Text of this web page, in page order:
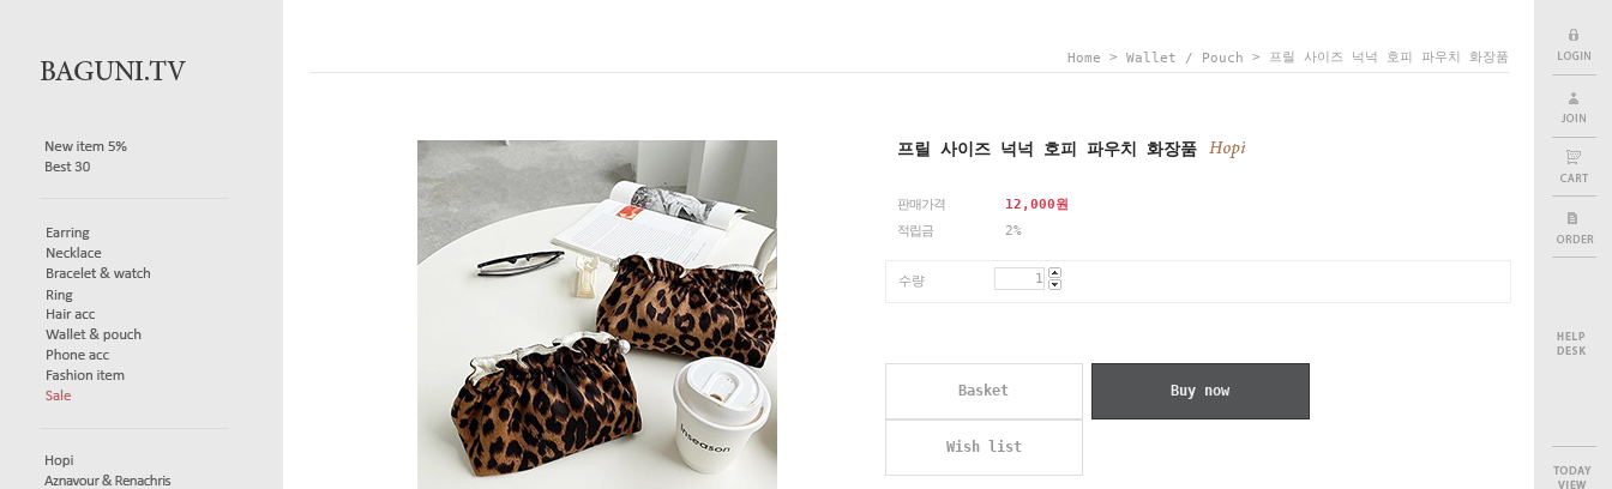
Home > Wallet / Pouch > 프릴 사이즈 넉넉 호피 파우치 화장품
프릴 사이즈 넉넉 호피 파우치 화장품
판매가격 12,000원
적립금
2%
수량
Basket Buy now
Wish list